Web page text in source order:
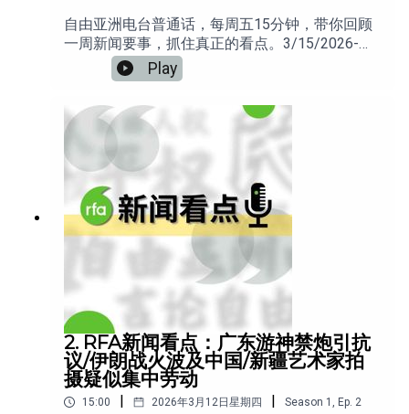
自由亚洲电台普通话，每周五15分钟，带你回顾
一周新闻要事，抓住真正的看点。3/15/2026-
3/20/2026 本周看点包括：1.伊犁42名哈萨克族
人遭重判 跨国求学成罪证 2.纪念西藏抗暴日活动
爆骚扰 中共跨境恐吓现形？3.从禁炮到封庙：传
统民俗为何频频遭遇阻拦？4.纽约中领馆外墙现政
治投影 遭保安遮挡5.⁠《八九一代》海外发行 学运
参与者重建记忆欢迎收听。
Play
2. RFA新闻看点：广东游神禁炮引抗
议/伊朗战火波及中国/新疆艺术家拍
摄疑似集中劳动
15:00 | 2026年3月12日星期四 | Season 1 , Ep. 2